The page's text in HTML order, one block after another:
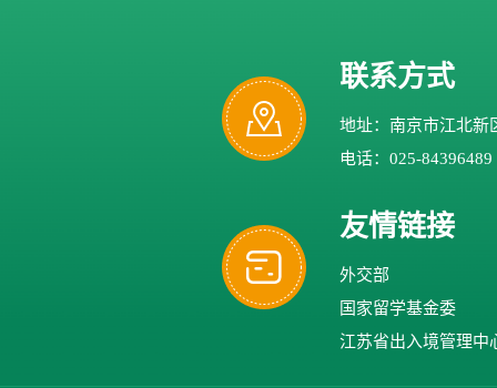
联系方式
地址：南京市江北新
电话：025-84396489
友情链接
外交部
国家留学基金委
江苏省出入境管理中